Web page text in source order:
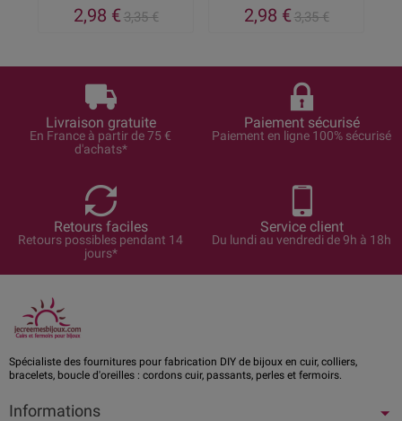
2,98 €3,35 € 2,98 €3,35 €
Livraison gratuite
En France à partir de 75 €
d'achats*
Paiement sécurisé
Paiement en ligne 100% sécurisé
Retours faciles
Retours possibles pendant 14
jours*
Service client
Du lundi au vendredi de 9h à 18h
Spécialiste des fournitures pour fabrication DIY de bijoux en cuir, colliers,
bracelets, boucle d'oreilles : cordons cuir, passants, perles et fermoirs.
Informations